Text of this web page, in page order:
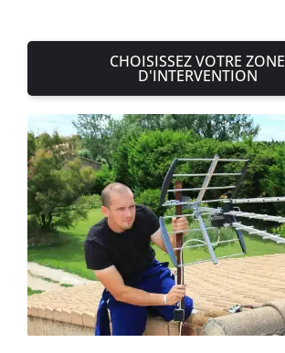
CHOISISSEZ VOTRE ZONE
D'INTERVENTION